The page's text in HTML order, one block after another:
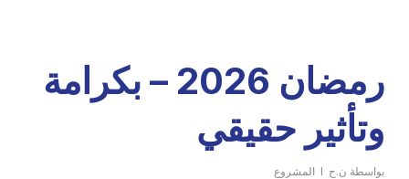
رمضان 2026 – بكرامة
وتأثير حقيقي
بواسطة ن.ح المشروع